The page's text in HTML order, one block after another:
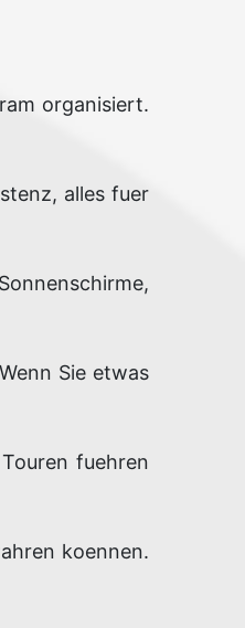
organisiert.
alles fuer
Sie etwas
fuehren
koennen.